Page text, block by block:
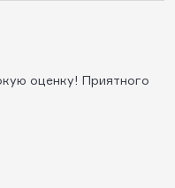
оценку! Приятного